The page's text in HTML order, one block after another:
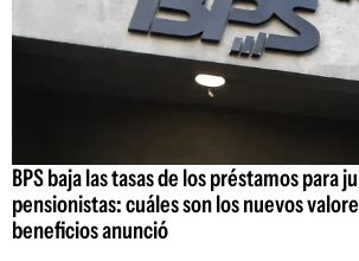
BPS baja las tasas de los préstamos para
pensionistas: cuáles son los nuevos
beneficios anunció